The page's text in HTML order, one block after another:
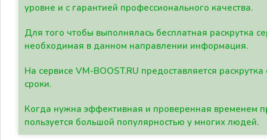
уровне и с гарантией профессионального качества.
Для того чтобы выполнялась бесплатная раскрутка
необходимая в данном направлении информация.
На сервисе VM-BOOST.RU предоставляется
сроки.
Когда нужна эффективная и проверенная временем
пользуется большой популярностью у многих людей.